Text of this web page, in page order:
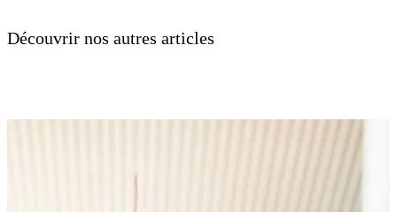
Découvrir nos autres articles